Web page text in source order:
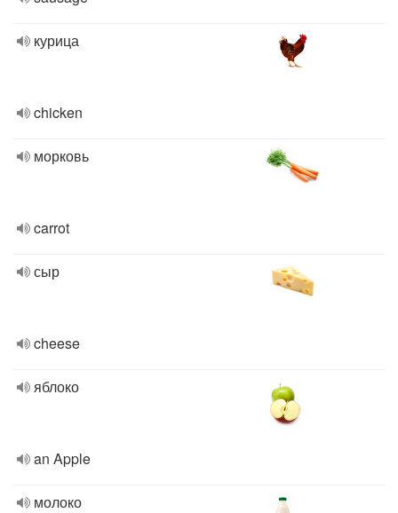
курица
chicken
морковь
carrot
сыр
cheese
яблоко
an Apple
молоко